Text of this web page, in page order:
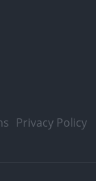
Privacy Policy